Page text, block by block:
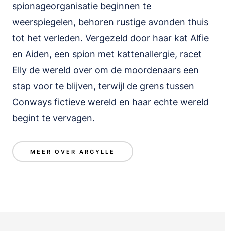
spionageorganisatie beginnen te
weerspiegelen, behoren rustige avonden thuis
tot het verleden. Vergezeld door haar kat Alfie
en Aiden, een spion met kattenallergie, racet
Elly de wereld over om de moordenaars een
stap voor te blijven, terwijl de grens tussen
Conways fictieve wereld en haar echte wereld
begint te vervagen.
MEER OVER ARGYLLE